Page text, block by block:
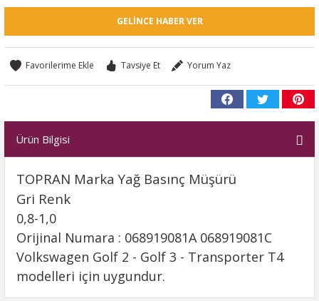
GELINCE HABER VER
Tavsiye Et Yorum Yaz
Ürün Bilgisi
TOPRAN Marka Yağ Basınç Müşürü
Gri Renk
0,8-1,0
Orijinal Numara : 068919081A 068919081C
Volkswagen Golf 2 - Golf 3 - Transporter T4
modelleri için uygundur.